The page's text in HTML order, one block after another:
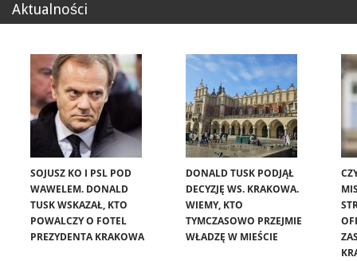
Aktualności
SOJUSZ KO I PSL POD
WAWELEM. DONALD
TUSK WSKAZAŁ, KTO
POWALCZY O FOTEL
PREZYDENTA KRAKOWA
DONALD TUSK PODJĄŁ
DECYZJĘ WS. KRAKOWA.
WIEMY, KTO
TYMCZASOWO PRZEJMIE
WŁADZĘ W MIEŚCIE